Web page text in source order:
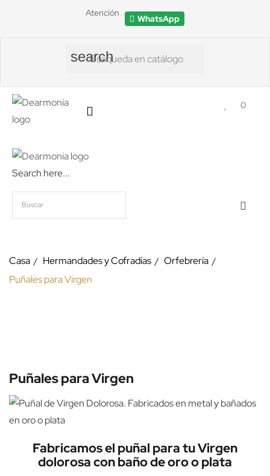
Atención
WhatsApp
search
0
Search here...
Casa Hermandades y Cofradías
Orfebrería
Puñales para Virgen
Puñales para Virgen
Fabricamos el puñal para tu Virgen
dolorosa con baño de oro o plata